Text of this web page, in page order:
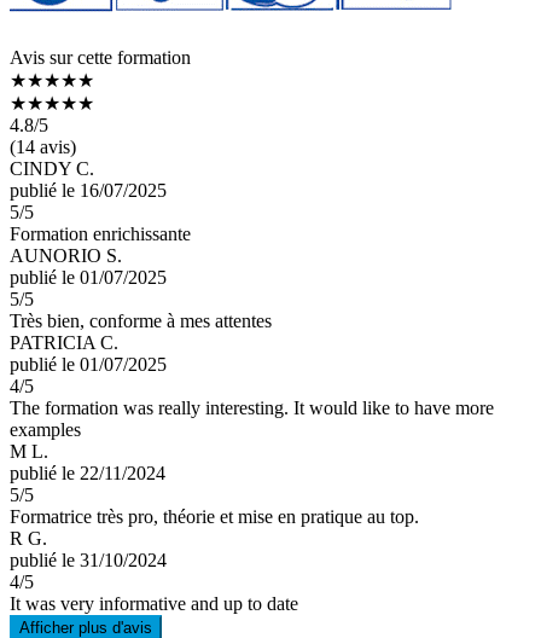
Avis sur cette formation
★★★★★
★★★★★
4.8/5
(14 avis)
CINDY C.
publié le 16/07/2025
5/5
Formation enrichissante
AUNORIO S.
publié le 01/07/2025
5/5
Très bien, conforme à mes attentes
PATRICIA C.
publié le 01/07/2025
4/5
The formation was really interesting. It would like to have more
examples
M L.
publié le 22/11/2024
5/5
Formatrice très pro, théorie et mise en pratique au top.
R G.
publié le 31/10/2024
4/5
It was very informative and up to date
Afficher plus d'avis